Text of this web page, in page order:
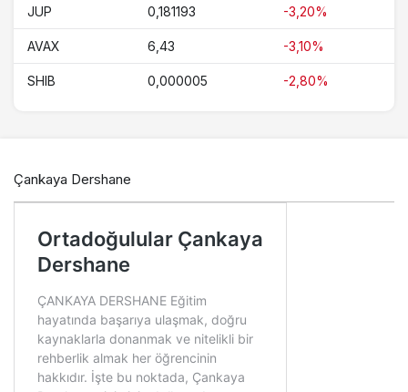
JUP 0,181193 -3,20%
AVAX 6,43 -3,10%
SHIB 0,000005 -2,80%
Çankaya Dershane